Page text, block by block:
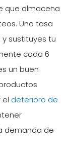
que almacena
Una tasa
sustituyes tu
cada 6
un buen
el deterioro de
demanda de